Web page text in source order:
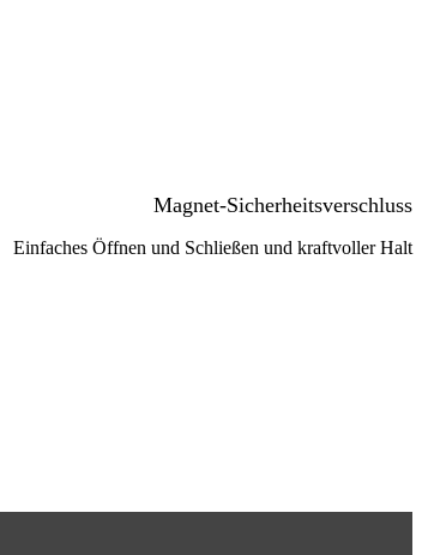
Magnet-Sicherheitsverschluss
Einfaches Öffnen und Schließen und kraftvoller Halt